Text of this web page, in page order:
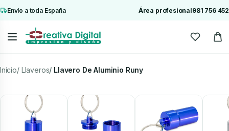
Envío a toda España Área profesional981 756 452
Inicio Llaveros Llavero De Aluminio Runy